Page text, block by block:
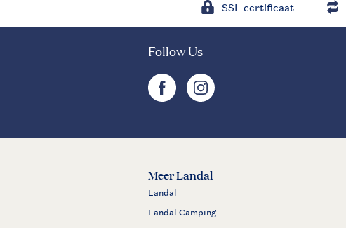
SSL certificaat
Follow Us
facebookinstagram
Meer Landal
Landal
Landal Camping